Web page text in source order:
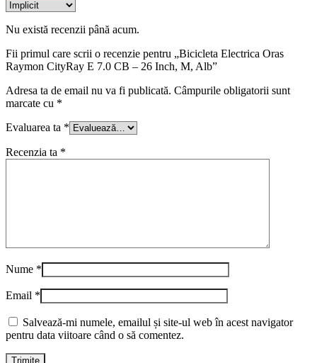
Nu există recenzii până acum.
Fii primul care scrii o recenzie pentru „Bicicleta Electrica Oras
Raymon CityRay E 7.0 CB – 26 Inch, M, Alb”
Adresa ta de email nu va fi publicată. Câmpurile obligatorii sunt
marcate cu *
Evaluarea ta *
Recenzia ta *
Nume *
Email *
Salvează-mi numele, emailul și site-ul web în acest navigator
pentru data viitoare când o să comentez.